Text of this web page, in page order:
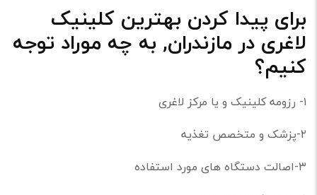
برای پیدا کردن بهترین کلینیک
لاغری در مازندران, به چه موراد توجه
کنیم؟
۱- رزومه کلینیک و یا مرکز لاغری
۲-پزشک و متخصص تغذیه
۳-اصالت دستگاه های مورد استفاده